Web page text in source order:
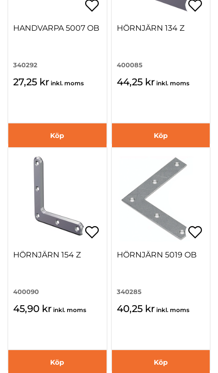
HANDVARPA 5007 OB
340292
27,25 kr inkl. moms
Köp
HÖRNJÄRN 134 Z
400085
44,25 kr inkl. moms
Köp
HÖRNJÄRN 154 Z
400090
45,90 kr inkl. moms
Köp
HÖRNJÄRN 5019 OB
340285
40,25 kr inkl. moms
Köp